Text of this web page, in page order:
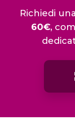
Richiedi
60€,